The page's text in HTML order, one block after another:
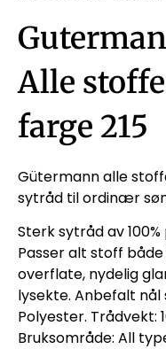
Alle
farge 215
Gütermann alle
sytråd til ordinær
Sterk sytråd av
Passer alt stoff
overflate, nydelig
lysekte. Anbefalt nål
Polyester. Trådvekt:
Bruksområde: All